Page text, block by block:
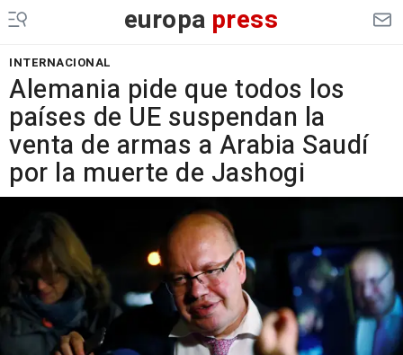
europa press
INTERNACIONAL
Alemania pide que todos los
países de UE suspendan la
venta de armas a Arabia Saudí
por la muerte de Jashogi